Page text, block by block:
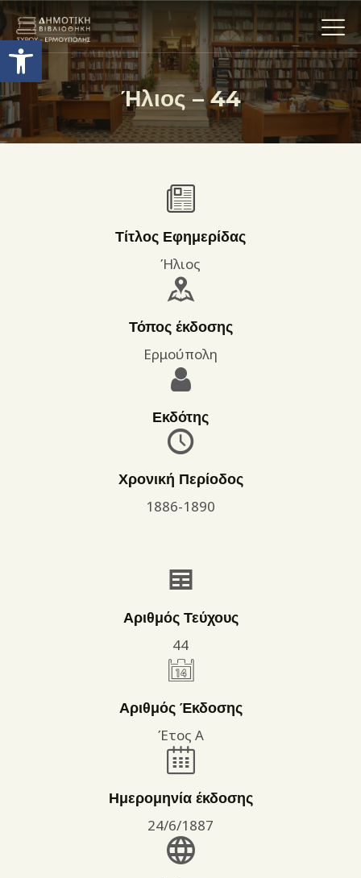
Ανοίξτε τη γραμμή εργαλείων
Ήλιος – 44
Η ΒΙΒΛΙΟΘΗΚΗ
ΟΙ ΣΥΛΛΟΓΈΣ
ΔΡΑΣΤΗΡΙΟΤΗΤΕΣ
ΕΠΙΚΟΙΝΩΝΊΑ
ΌΡΟΙ ΧΡΉΣΗΣ
Τίτλος Εφημερίδας
Ήλιος
Τόπος έκδοσης
Ερμούπολη
Εκδότης
Χρονική Περίοδος
1886-1890
Αριθμός Τεύχους
44
Αριθμός Έκδοσης
Έτος Α
Ημερομηνία έκδοσης
24/6/1887